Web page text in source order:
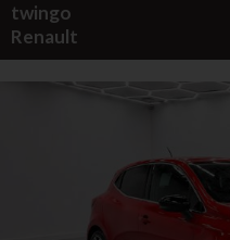
twingo
Renault